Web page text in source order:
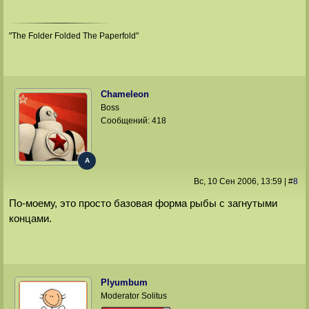
"The Folder Folded The Paperfold"
Chameleon
A
Boss
Сообщений:418
Вс, 10 Сен 2006, 13:59 #8
По-моему, это просто базовая форма рыбы с загнутыми
концами.
Plyumbum
Moderator Solitus